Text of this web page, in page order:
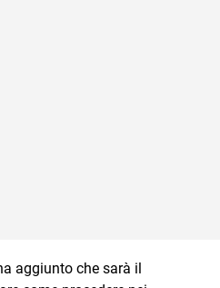
aggiunto che sarà il